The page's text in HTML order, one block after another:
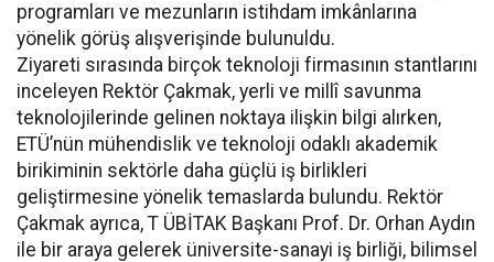
programları ve mezunların istihdam imkânlarına
yönelik görüş alışverişinde bulunuldu.
Ziyareti sırasında birçok teknoloji firmasının stantlarını
inceleyen Rektör Çakmak, yerli ve millî savunma
teknolojilerinde gelinen noktaya ilişkin bilgi alırken,
ETÜ’nün mühendislik ve teknoloji odaklı akademik
birikiminin sektörle daha güçlü iş birlikleri
geliştirmesine yönelik temaslarda bulundu. Rektör
Çakmak ayrıca, T ÜBİTAK Başkanı Prof. Dr. Orhan Aydın
ile bir araya gelerek üniversite-sanayi iş birliği, bilimsel